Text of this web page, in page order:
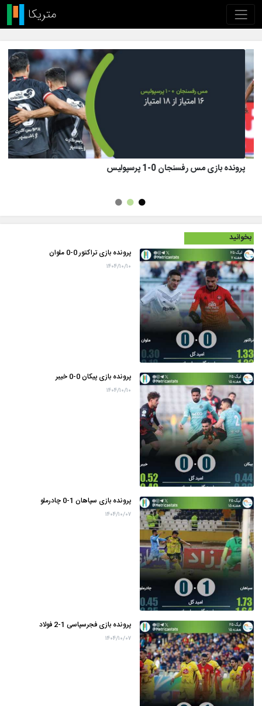
پرونده بازی تراکتور 1 (8)-(7) 1 پرسپولیس
بخوانید
پرونده بازی تراکتور 0-0 ملوان
۱۴۰۴/۱۰/۱۰
پرونده بازی پیکان 0-0 خیبر
۱۴۰۴/۱۰/۱۰
پرونده بازی سپاهان 1-0 چادرملو
۱۴۰۴/۱۰/۰۷
پرونده بازی فجرسپاسی 1-2 فولاد
۱۴۰۴/۱۰/۰۷